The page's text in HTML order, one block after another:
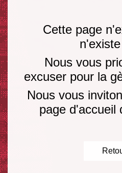
Cette page
Nous vous
excuser pour la
Nous vous
page d'accueil